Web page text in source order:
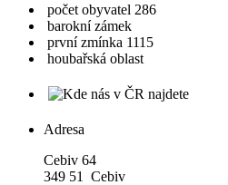
počet obyvatel 286
barokní zámek
první zmínka 1115
houbařská oblast
Adresa
Cebiv 64
349 51 Cebiv